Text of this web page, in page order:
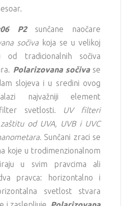
P2sunčane naočare
sočivakoja se u velikoj
od tradicionalnih sočiva
Polarizovana sočivase
slojeva i u sredini ovog
najvažniji element
svetlosti. UV filteri
od UVA, UVB i UVC
Sunčani zraci se
koje u trodimenzionalnom
u svim pravcima ali
pravca: horizontalno i
svetlost stvara